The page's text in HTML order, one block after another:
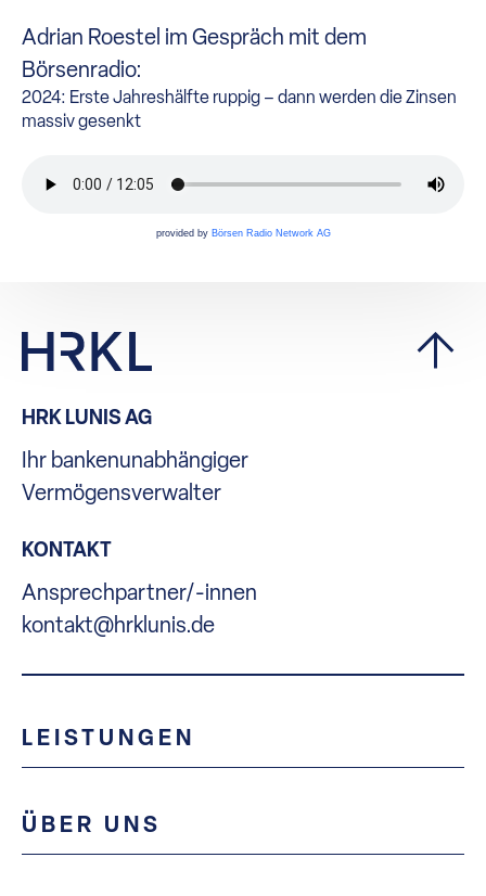
Adrian Roestel im Gespräch mit dem
Börsenradio:
2024: Erste Jahreshälfte ruppig – dann werden die Zinsen
massiv gesenkt
provided by Börsen Radio Network AG
HRK LUNIS AG
Ihr bankenunabhängiger
Vermögensverwalter
KONTAKT
Ansprechpartner/-innen
kontakt@hrklunis.de
LEISTUNGEN
ÜBER UNS